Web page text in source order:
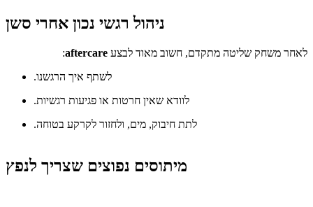
ניהול רגשי נכון אחרי סשן
לאחר משחק שליטה מתקדם, חשוב מאוד לבצע aftercare
:
לשתף איך הרגשנו.
לוודא שאין חרטות או פגיעות רגשיות.
לתת חיבוק, מים, ולחזור לקרקע בטוחה.
מיתוסים נפוצים שצריך לנפץ